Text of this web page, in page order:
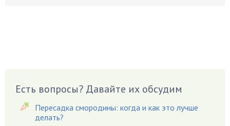
Вишня
Вредители
Гардения
Есть вопросы? Давайте их обсудим
Пересадка смородины: когда и как это лучше
делать?